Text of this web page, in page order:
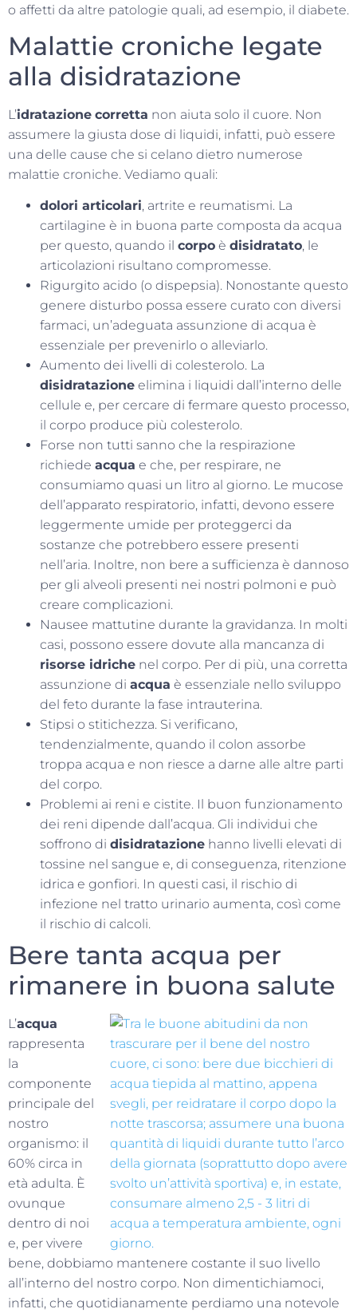
o affetti da altre patologie quali, ad esempio, il diabete.
Malattie croniche legate
alla disidratazione
L’idratazione corretta non aiuta solo il cuore. Non
assumere la giusta dose di liquidi, infatti, può essere
una delle cause che si celano dietro numerose
malattie croniche. Vediamo quali:
dolori articolari, artrite e reumatismi. La
cartilagine è in buona parte composta da acqua
per questo, quando il corpo è disidratato, le
articolazioni risultano compromesse.
Rigurgito acido (o dispepsia). Nonostante questo
genere disturbo possa essere curato con diversi
farmaci, un’adeguata assunzione di acqua è
essenziale per prevenirlo o alleviarlo.
Aumento dei livelli di colesterolo. La
disidratazione elimina i liquidi dall’interno delle
cellule e, per cercare di fermare questo processo,
il corpo produce più colesterolo.
Forse non tutti sanno che la respirazione
richiede acqua e che, per respirare, ne
consumiamo quasi un litro al giorno. Le mucose
dell’apparato respiratorio, infatti, devono essere
leggermente umide per proteggerci da
sostanze che potrebbero essere presenti
nell’aria. Inoltre, non bere a sufficienza è dannoso
per gli alveoli presenti nei nostri polmoni e può
creare complicazioni.
Nausee mattutine durante la gravidanza. In molti
casi, possono essere dovute alla mancanza di
risorse idriche nel corpo. Per di più, una corretta
assunzione di acqua è essenziale nello sviluppo
del feto durante la fase intrauterina.
Stipsi o stitichezza. Si verificano,
tendenzialmente, quando il colon assorbe
troppa acqua e non riesce a darne alle altre parti
del corpo.
Problemi ai reni e cistite. Il buon funzionamento
dei reni dipende dall’acqua. Gli individui che
soffrono di disidratazione hanno livelli elevati di
tossine nel sangue e, di conseguenza, ritenzione
idrica e gonfiori. In questi casi, il rischio di
infezione nel tratto urinario aumenta, così come
il rischio di calcoli.
Bere tanta acqua per
rimanere in buona salute
L’acqua
rappresenta
la
componente
principale del
nostro
organismo: il
60% circa in
età adulta. È
ovunque
dentro di noi
e, per vivere
bene, dobbiamo mantenere costante il suo livello
all’interno del nostro corpo. Non dimentichiamoci,
infatti, che quotidianamente perdiamo una notevole